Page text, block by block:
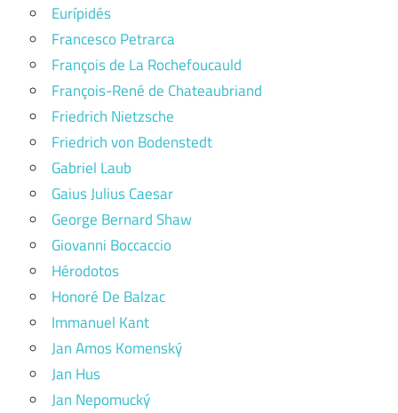
Eurípidés
Francesco Petrarca
François de La Rochefoucauld
François-René de Chateaubriand
Friedrich Nietzsche
Friedrich von Bodenstedt
Gabriel Laub
Gaius Julius Caesar
George Bernard Shaw
Giovanni Boccaccio
Hérodotos
Honoré De Balzac
Immanuel Kant
Jan Amos Komenský
Jan Hus
Jan Nepomucký